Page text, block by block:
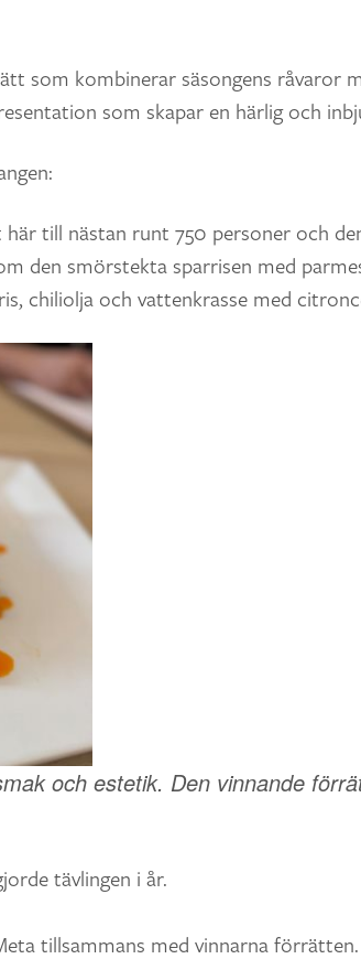
som kombinerar säsongens råvaror
som skapar en härlig och
här till nästan runt 750 personer och
den smörstekta sparrisen med
chiliolja och vattenkrasse med
och estetik. Den vinnande
tävlingen i år.
tillsammans med vinnarna förrätten.